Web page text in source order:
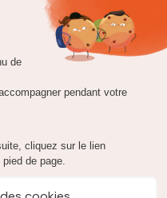
1
Le1 juillet 2026
a été signé le
pour une durée
correspondait
générale du syndic de
alerté mon notaire sur
sans effet. Le
signée sans information